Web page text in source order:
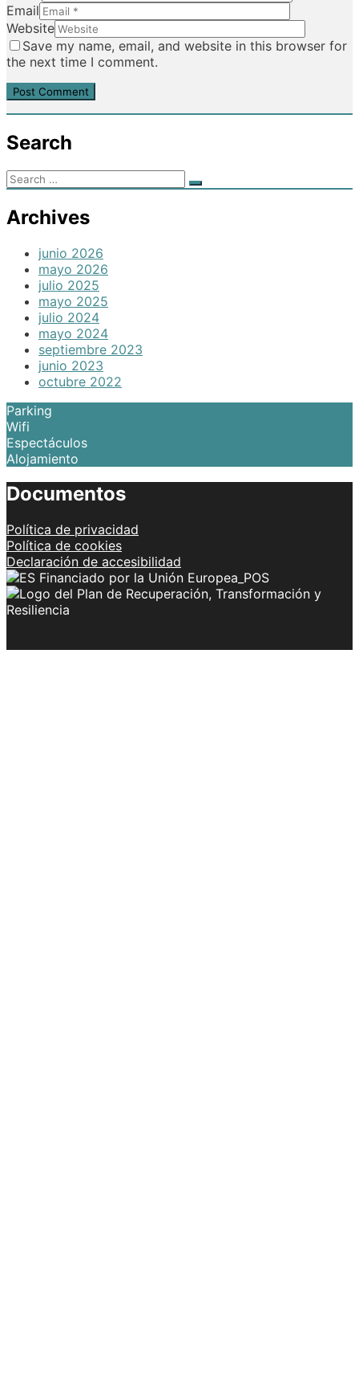
Email
Website
Save my name, email, and website in this browser for
the next time I comment.
Search
Archives
junio 2026
mayo 2026
julio 2025
mayo 2025
julio 2024
mayo 2024
septiembre 2023
junio 2023
octubre 2022
Parking
Wifi
Espectáculos
Alojamiento
Documentos
Política de privacidad
Política de cookies
Declaración de accesibilidad